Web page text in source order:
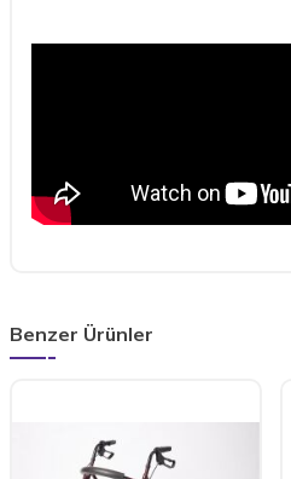
Benzer Ürünler